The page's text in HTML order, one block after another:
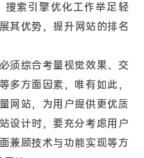
索引擎优化工作举足轻
其优势，提升网站的排名
须综合考量视觉效果、交
多方面因素，唯有如此，
网站，为用户提供更优质
设计时，要充分考虑用户
兼顾技术与功能实现等方